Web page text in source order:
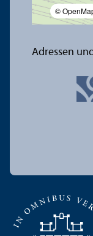
©
Adressen